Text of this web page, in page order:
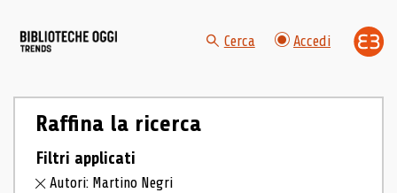
Cerca Accedi
Raffina la ricerca
Filtri applicati
Autori: Martino Negri